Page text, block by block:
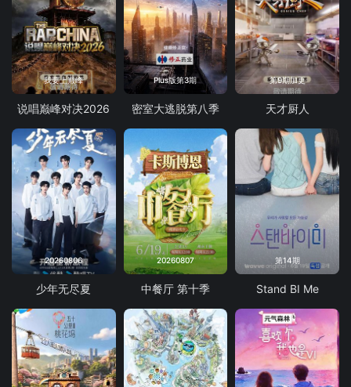
我要上巅峰
说唱巅峰对决2026
Plus版第3期
密室大逃脱第八季
第9期加更
天才厨人
20260806
少年无尽夏
20260807
中餐厅 第十季
第14期
Stand BI Me